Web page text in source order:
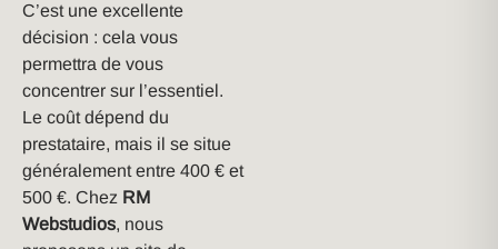
C’est une excellente
décision : cela vous
permettra de vous
concentrer sur l’essentiel.
Le coût dépend du
prestataire, mais il se situe
généralement entre 400 € et
500 €. Chez RM
Webstudios, nous